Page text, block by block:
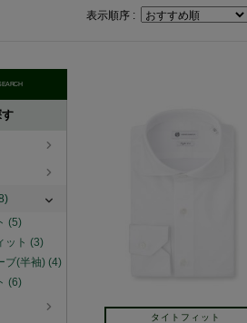
表示順序 :
(5)
ット (3)
ブ(半袖) (4)
(6)
タイトフィット